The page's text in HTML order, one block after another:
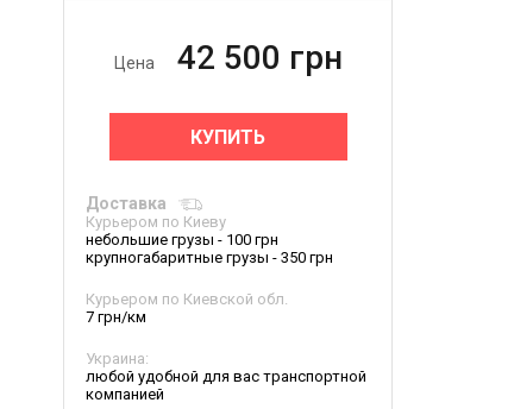
Цена 42 500 грн
КУПИТЬ
Доставка
Курьером по Киеву
небольшие грузы - 100 грн
крупногабаритные грузы - 350 грн
Курьером по Киевской обл.
7 грн/км
Украина:
любой удобной для вас транспортной
компанией